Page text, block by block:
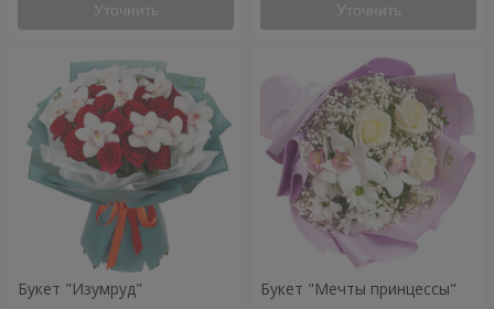
Уточнить Уточнить
Букет "Изумруд" Букет "Мечты принцессы"